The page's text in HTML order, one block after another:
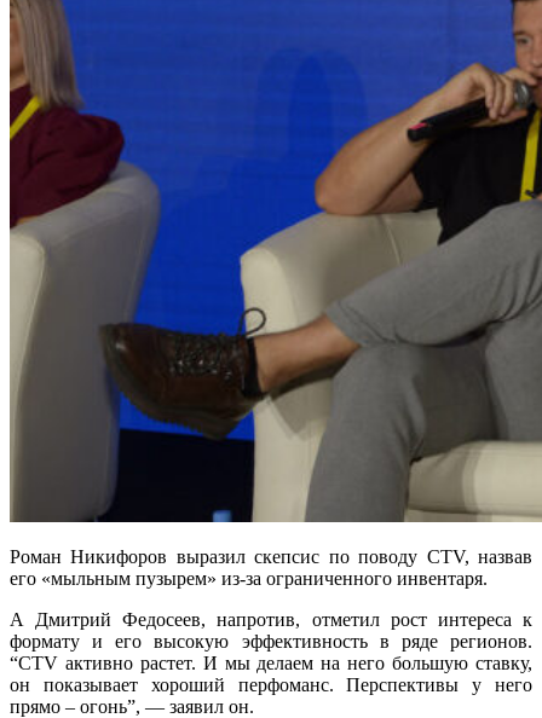
Роман Никифоров выразил скепсис по поводу CTV, назвав
его «мыльным пузырем» из-за ограниченного инвентаря.
А Дмитрий Федосеев, напротив, отметил рост интереса к
формату и его высокую эффективность в ряде регионов.
“CTV активно растет. И мы делаем на него большую ставку,
он показывает хороший перфоманс. Перспективы у него
прямо – огонь”, — заявил он.